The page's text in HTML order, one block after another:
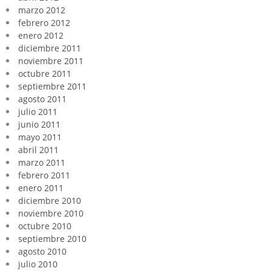
marzo 2012
febrero 2012
enero 2012
diciembre 2011
noviembre 2011
octubre 2011
septiembre 2011
agosto 2011
julio 2011
junio 2011
mayo 2011
abril 2011
marzo 2011
febrero 2011
enero 2011
diciembre 2010
noviembre 2010
octubre 2010
septiembre 2010
agosto 2010
julio 2010